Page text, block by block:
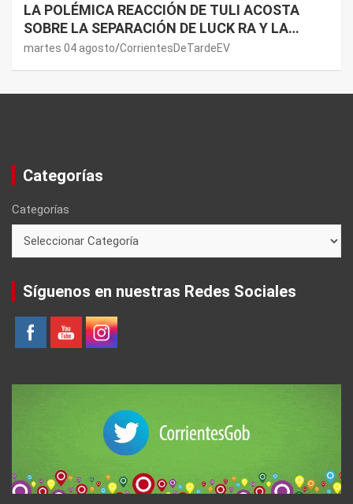
LA POLÉMICA REACCIÓN DE TULI ACOSTA
SOBRE LA SEPARACIÓN DE LUCK RA Y LA
JOAQUI: “¿MI VERDAD?”
martes 04 agosto CorrientesDeTardeEV
Categorías
Categorías
Síguenos en nuestras Redes Sociales